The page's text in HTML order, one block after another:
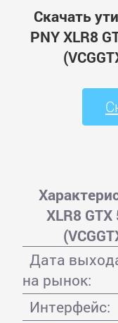
Скачать
PNY XLR8
XLR8
Дата
на рынок:
Интерфейс: